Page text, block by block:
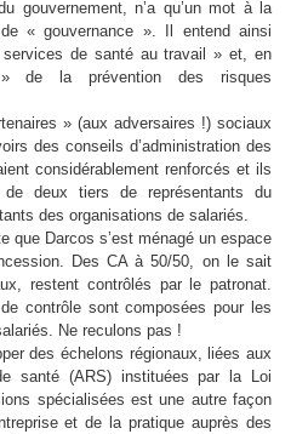
gouvernement, n’a qu’un mot à la
« gouvernance ». Il entend ainsi
de santé au travail » et, en
de la prévention des risques
» (aux adversaires !) sociaux
des conseils d’administration des
considérablement renforcés et ils
de deux tiers de représentants du
des organisations de salariés.
que Darcos s’est ménagé un espace
Des CA à 50/50, on le sait
restent contrôlés par le patronat.
contrôle sont composées pour les
Ne reculons pas !
des échelons régionaux, liées aux
santé (ARS) instituées par la Loi
spécialisées est une autre façon
et de la pratique auprès des